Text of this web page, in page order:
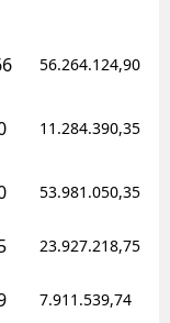
56.264.124,90
11.284.390,35
53.981.050,35
23.927.218,75
7.911.539,74